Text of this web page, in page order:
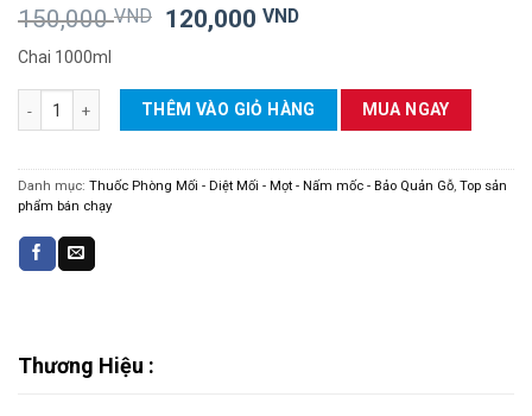
150,000VND
Giá
150,000 VND.
120,000VNDGiá
là:
120,000 VND.
Chai 1000ml
Thuốc phòng trừ Mối Ozaki 240SC chai 100ml số lượng
THÊM VÀO GIỎ HÀNG MUA NGAY
Danh mục: Thuốc Phòng Mối - Diệt Mối - Mọt - Nấm mốc - Bảo Quản Gỗ, Top sản
phẩm bán chạy
Thương Hiệu :